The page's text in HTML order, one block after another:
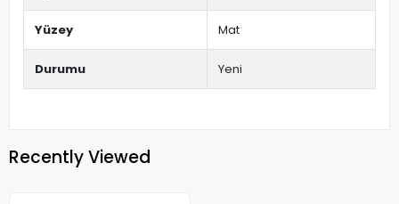
Yüzey Mat
Durumu Yeni
Recently Viewed